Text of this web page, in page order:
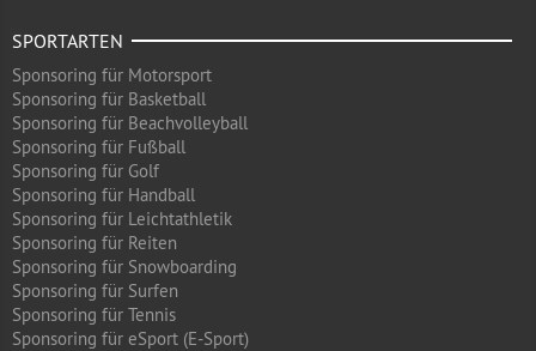
SPORTARTEN
Sponsoring für Motorsport
Sponsoring für Basketball
Sponsoring für Beachvolleyball
Sponsoring für Fußball
Sponsoring für Golf
Sponsoring für Handball
Sponsoring für Leichtathletik
Sponsoring für Reiten
Sponsoring für Snowboarding
Sponsoring für Surfen
Sponsoring für Tennis
Sponsoring für eSport (E-Sport)